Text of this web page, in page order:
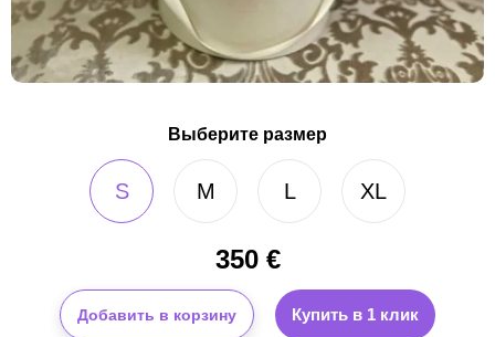
Выберите размер
S M L XL
350€
Добавить в корзину Купить в 1 клик